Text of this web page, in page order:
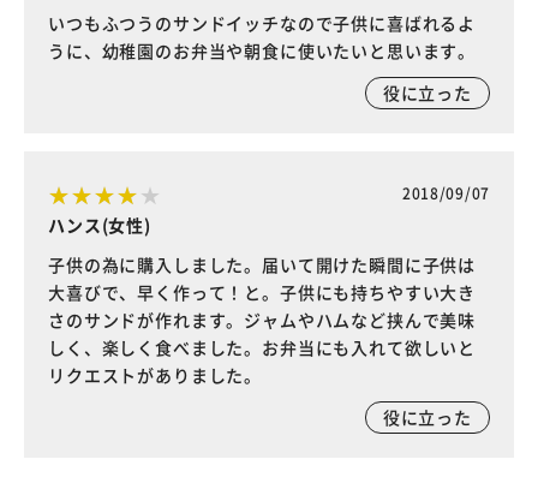
いつもふつうのサンドイッチなので子供に喜ばれるよ
うに、幼稚園のお弁当や朝食に使いたいと思います。
役に立った
2018/09/07
ハンス(女性)
子供の為に購入しました。届いて開けた瞬間に子供は
大喜びで、早く作って！と。子供にも持ちやすい大き
さのサンドが作れます。ジャムやハムなど挟んで美味
しく、楽しく食べました。お弁当にも入れて欲しいと
リクエストがありました。
役に立った